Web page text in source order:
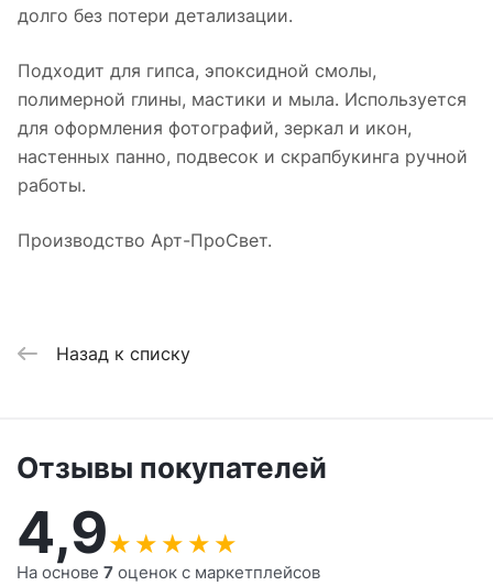
долго без потери детализации.
Подходит для гипса, эпоксидной смолы,
полимерной глины, мастики и мыла. Используется
для оформления фотографий, зеркал и икон,
настенных панно, подвесок и скрапбукинга ручной
работы.
Производство Арт-ПроСвет.
Назад к списку
Отзывы покупателей
4,9★ ★ ★ ★ ★
На основе 7 оценок с маркетплейсов